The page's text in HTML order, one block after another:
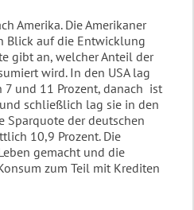
Amerika. Die Amerikaner
Blick auf die Entwicklung
gibt an, welcher Anteil der
wird. In den USA lag
7 und 11 Prozent, danach ist
schließlich lag sie in den
Sparquote der deutschen
10,9 Prozent. Die
gemacht und die
zum Teil mit Krediten